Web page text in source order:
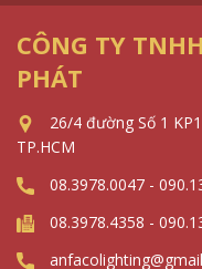
CÔNG TY
PHÁT
26/4 đường Số 1
TP.HCM
08.3978.0047 -
08.3978.4358 -